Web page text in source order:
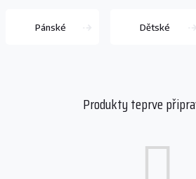
Pánské Dětské
Produkty teprve